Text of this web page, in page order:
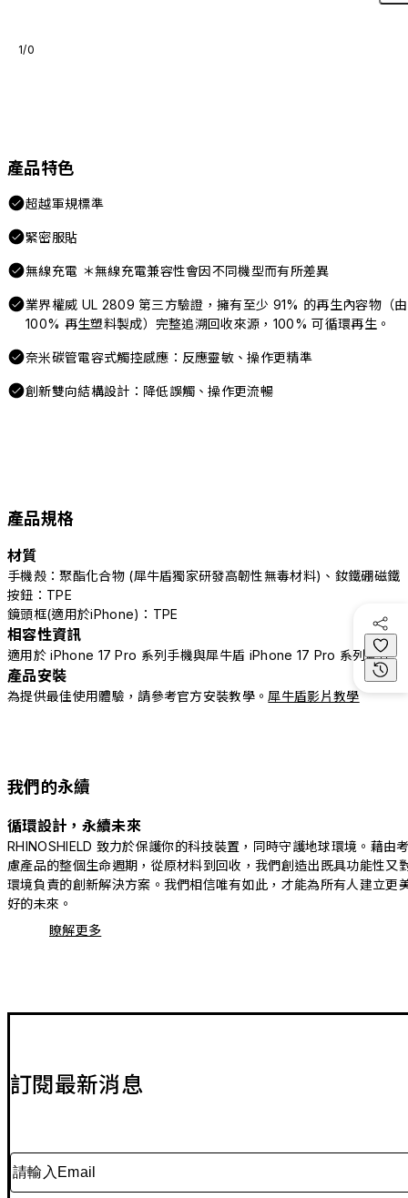
1/0
產品特色
超越軍規標準
緊密服貼
無線充電 ＊無線充電兼容性會因不同機型而有所差異
業界權威 UL 2809 第三方驗證，擁有至少 91% 的再生內容物（由
100% 再生塑料製成）完整追溯回收來源，100% 可循環再生。
奈米碳管電容式觸控感應：反應靈敏、操作更精準
創新雙向結構設計：降低誤觸、操作更流暢
產品規格
材質
手機殼：聚酯化合物 (犀牛盾獨家研發高韌性無毒材料)、釹鐵硼磁鐵
按鈕：TPE
鏡頭框(適用於iPhone)：TPE
相容性資訊
適用於 iPhone 17 Pro 系列手機與犀牛盾 iPhone 17 Pro 系列配件
產品安裝
為提供最佳使用體驗，請參考官方安裝教學。 犀牛盾影片教學
我們的永續
循環設計，永續未來
RHINOSHIELD 致力於保護你的科技裝置，同時守護地球環境。藉由
慮產品的整個生命週期，從原材料到回收，我們創造出既具功能性又
環境負責的創新解決方案。我們相信唯有如此，才能為所有人建立更
好的未來。
瞭解更多
訂閱最新消息
請輸入Email